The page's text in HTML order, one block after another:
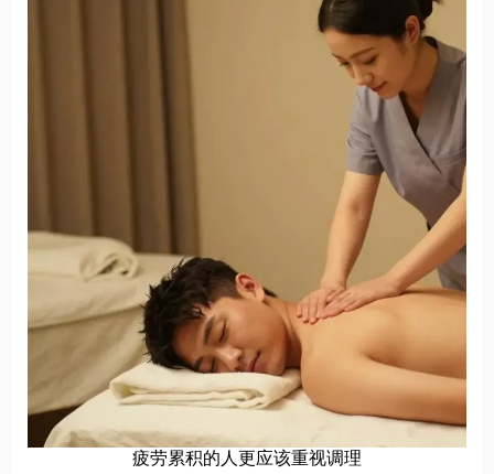
疲劳累积的人更应该重视调理